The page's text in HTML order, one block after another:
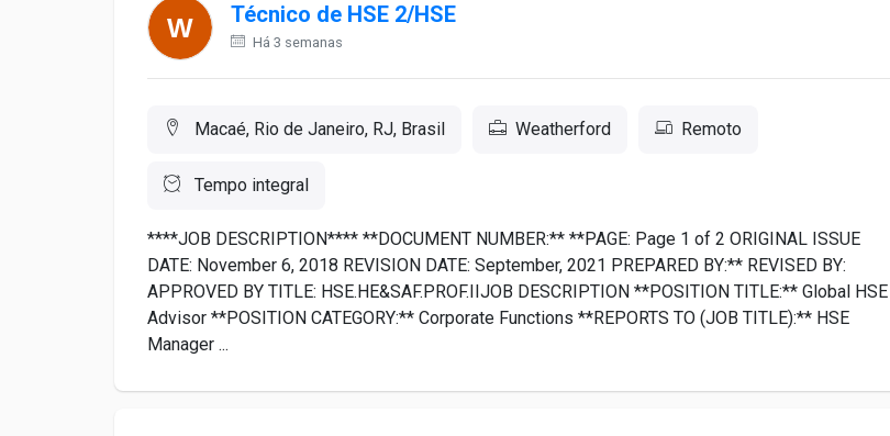
Técnico de HSE 2/HSE
Há 3 semanas
Macaé, Rio de Janeiro, RJ, Brasil Weatherford Remoto
Tempo integral
****JOB DESCRIPTION**** **DOCUMENT NUMBER:** **PAGE: Page 1 of 2 ORIGINAL ISSUE
DATE: November 6, 2018 REVISION DATE: September, 2021 PREPARED BY:** REVISED BY:
APPROVED BY TITLE: HSE.HE&SAF.PROF.IIJOB DESCRIPTION **POSITION TITLE:** Global HSE
Advisor **POSITION CATEGORY:** Corporate Functions **REPORTS TO (JOB TITLE):** HSE
Manager ...